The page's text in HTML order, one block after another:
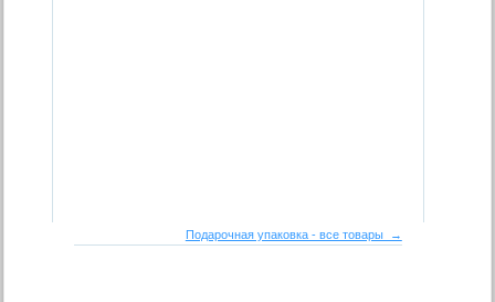
Подарочная упаковка - все товары →